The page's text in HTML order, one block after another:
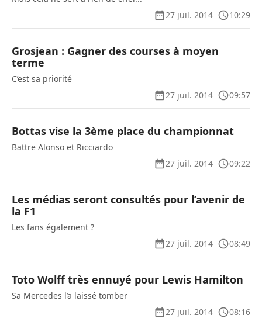
27 juil. 2014
10:29
Grosjean : Gagner des courses à moyen
terme
C’est sa priorité
27 juil. 2014
09:57
Bottas vise la 3ème place du championnat
Battre Alonso et Ricciardo
27 juil. 2014
09:22
Les médias seront consultés pour l’avenir de
la F1
Les fans également ?
27 juil. 2014
08:49
Toto Wolff très ennuyé pour Lewis Hamilton
Sa Mercedes l’a laissé tomber
27 juil. 2014
08:16